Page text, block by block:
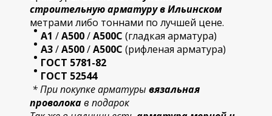
строительнуюарматуру в Ильинском
метрами либо тоннами по лучшей цене.
А1 /А500/А500С (гладкая арматура)
А3/А500/А500С (рифленая арматура)
ГОСТ 5781-82
ГОСТ 52544
* При покупке арматуры вязальная
проволокав подарок